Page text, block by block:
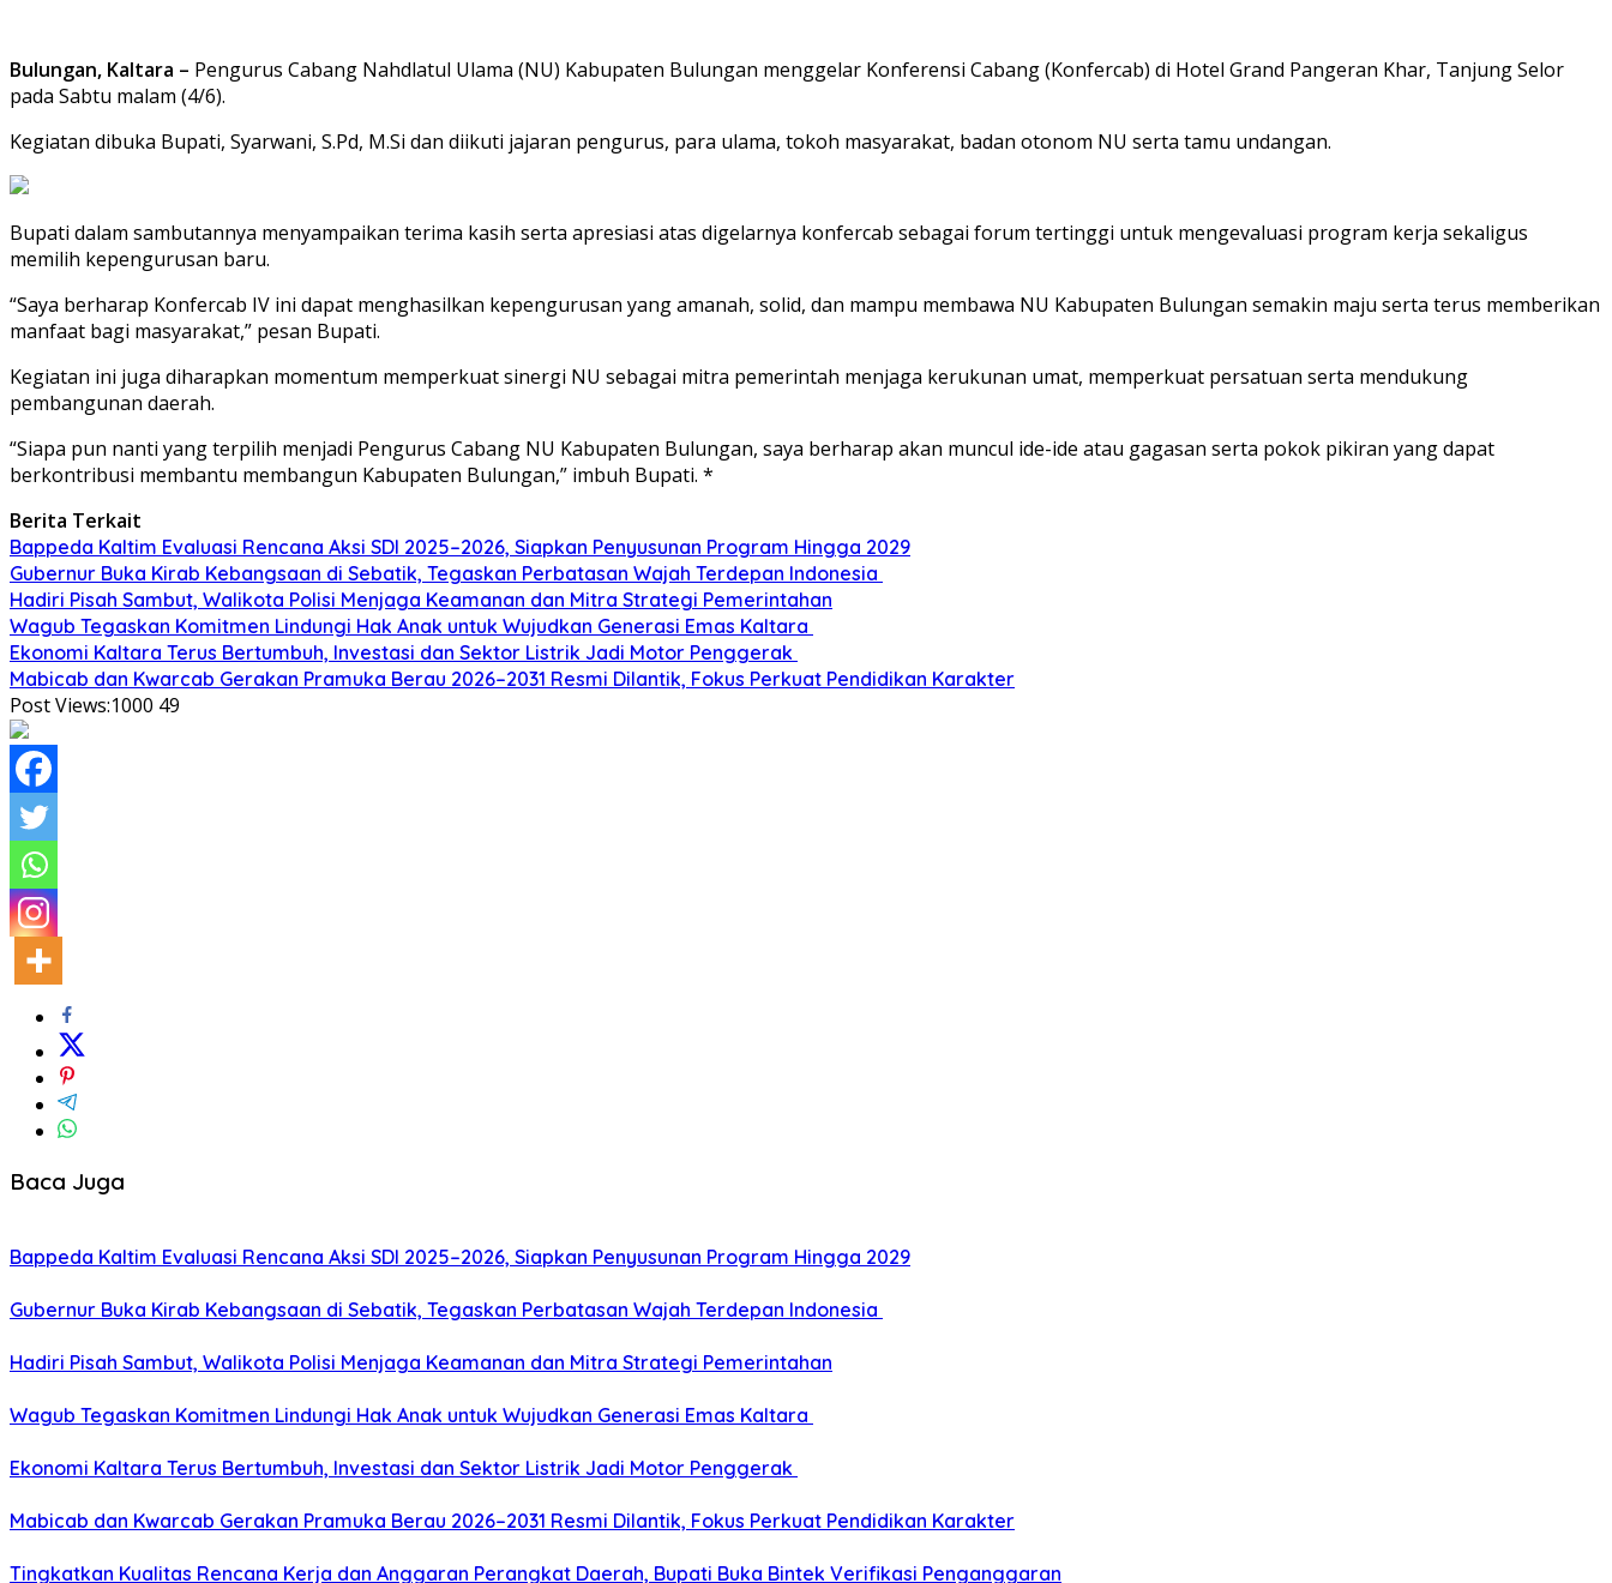
Bulungan, Kaltara – Pengurus Cabang Nahdlatul Ulama (NU) Kabupaten Bulungan menggelar Konferensi Cabang (Konfercab) di Hotel Grand Pangeran Khar, Tanjung Selor
pada Sabtu malam (4/6).
Kegiatan dibuka Bupati, Syarwani, S.Pd, M.Si dan diikuti jajaran pengurus, para ulama, tokoh masyarakat, badan otonom NU serta tamu undangan.
Bupati dalam sambutannya menyampaikan terima kasih serta apresiasi atas digelarnya konfercab sebagai forum tertinggi untuk mengevaluasi program kerja sekaligus
memilih kepengurusan baru.
“Saya berharap Konfercab IV ini dapat menghasilkan kepengurusan yang amanah, solid, dan mampu membawa NU Kabupaten Bulungan semakin maju serta terus memberikan
manfaat bagi masyarakat,” pesan Bupati.
Kegiatan ini juga diharapkan momentum memperkuat sinergi NU sebagai mitra pemerintah menjaga kerukunan umat, memperkuat persatuan serta mendukung
pembangunan daerah.
“Siapa pun nanti yang terpilih menjadi Pengurus Cabang NU Kabupaten Bulungan, saya berharap akan muncul ide-ide atau gagasan serta pokok pikiran yang dapat
berkontribusi membantu membangun Kabupaten Bulungan,” imbuh Bupati. *
Berita Terkait
Bappeda Kaltim Evaluasi Rencana Aksi SDI 2025–2026, Siapkan Penyusunan Program Hingga 2029
Gubernur Buka Kirab Kebangsaan di Sebatik, Tegaskan Perbatasan Wajah Terdepan Indonesia
Hadiri Pisah Sambut, Walikota Polisi Menjaga Keamanan dan Mitra Strategi Pemerintahan
Wagub Tegaskan Komitmen Lindungi Hak Anak untuk Wujudkan Generasi Emas Kaltara
Ekonomi Kaltara Terus Bertumbuh, Investasi dan Sektor Listrik Jadi Motor Penggerak
Mabicab dan Kwarcab Gerakan Pramuka Berau 2026–2031 Resmi Dilantik, Fokus Perkuat Pendidikan Karakter
Post Views:1000 49
Baca Juga
Bappeda Kaltim Evaluasi Rencana Aksi SDI 2025–2026, Siapkan Penyusunan Program Hingga 2029
Gubernur Buka Kirab Kebangsaan di Sebatik, Tegaskan Perbatasan Wajah Terdepan Indonesia
Hadiri Pisah Sambut, Walikota Polisi Menjaga Keamanan dan Mitra Strategi Pemerintahan
Wagub Tegaskan Komitmen Lindungi Hak Anak untuk Wujudkan Generasi Emas Kaltara
Ekonomi Kaltara Terus Bertumbuh, Investasi dan Sektor Listrik Jadi Motor Penggerak
Mabicab dan Kwarcab Gerakan Pramuka Berau 2026–2031 Resmi Dilantik, Fokus Perkuat Pendidikan Karakter
Tingkatkan Kualitas Rencana Kerja dan Anggaran Perangkat Daerah, Bupati Buka Bintek Verifikasi Penganggaran